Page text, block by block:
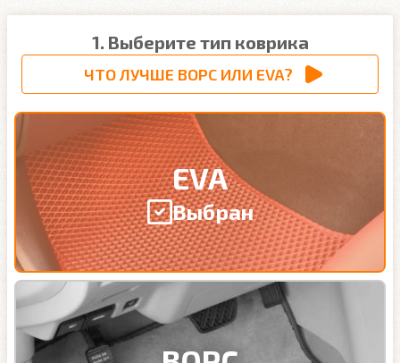
1. Выберите тип коврика
ЧТО ЛУЧШЕ ВОРС ИЛИ EVA?
EVA
Выбран